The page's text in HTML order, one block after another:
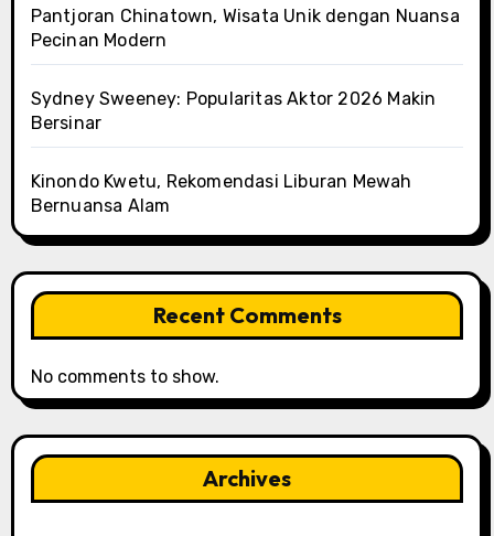
Pantjoran Chinatown, Wisata Unik dengan Nuansa
Pecinan Modern
Sydney Sweeney: Popularitas Aktor 2026 Makin
Bersinar
Kinondo Kwetu, Rekomendasi Liburan Mewah
Bernuansa Alam
Recent Comments
No comments to show.
Archives